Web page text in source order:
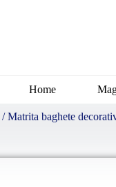
Home
/ Matrita baghete